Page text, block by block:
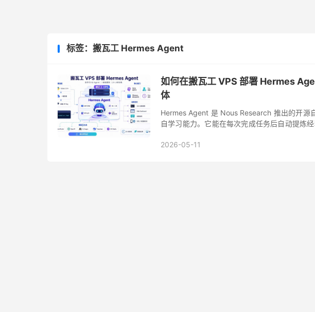
标签：搬瓦工 Hermes Agent
如何在搬瓦工 VPS 部署 Hermes
体
Hermes Agent 是 Nous Research 推出的开源
自学习能力。它能在每次完成任务后自动提炼
2026-05-11